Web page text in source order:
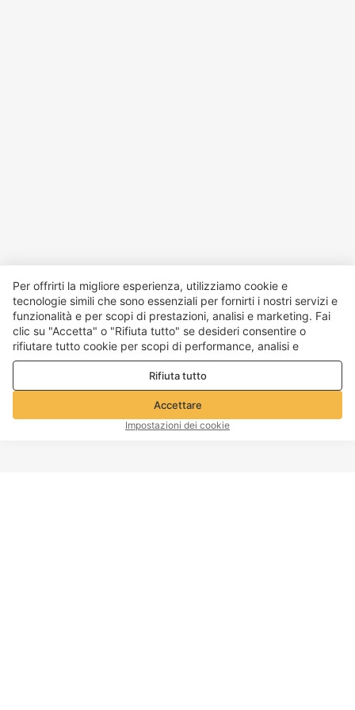
Per offrirti la migliore esperienza, utilizziamo cookie e
tecnologie simili che sono essenziali per fornirti i nostri servizi e
funzionalità e per scopi di prestazioni, analisi e marketing. Fai
clic su "Accetta" o "Rifiuta tutto" se desideri consentire o
rifiutare tutto cookie per scopi di performance, analisi e
marketing. Per maggiori dettagli consultare la nostraPolitica
Rifiuta tutto
Accettare
Impostazioni dei cookie